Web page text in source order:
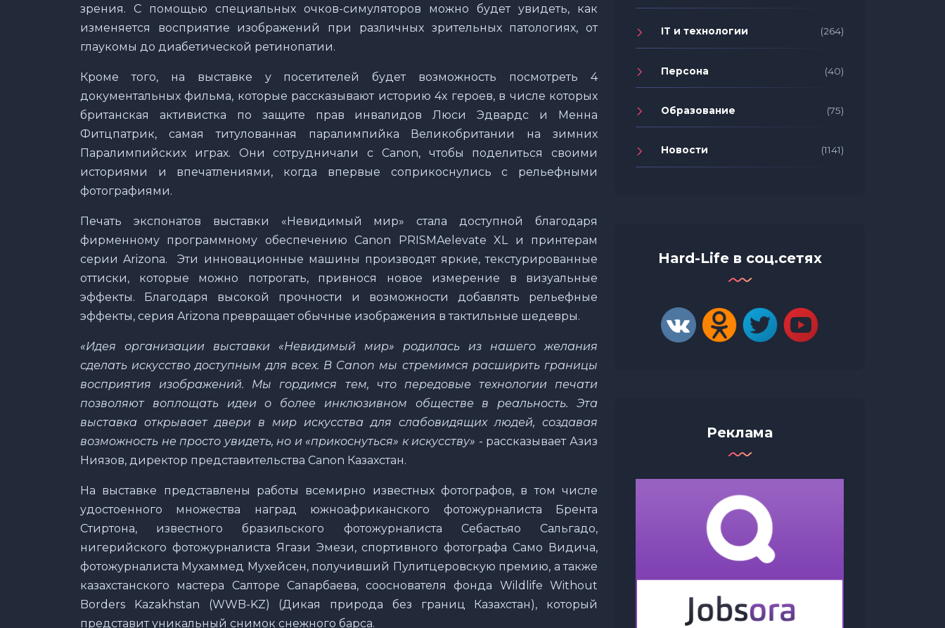
зрения. С помощью специальных очков-симуляторов можно будет увидеть, как
изменяется восприятие изображений при различных зрительных патологиях, от
глаукомы до диабетической ретинопатии.
Кроме того, на выставке у посетителей будет возможность посмотреть 4
документальных фильма, которые рассказывают историю 4х героев, в числе которых
британская активистка по защите прав инвалидов Люси Эдвардс и Менна
Фитцпатрик, самая титулованная паралимпийка Великобритании на зимних
Паралимпийских играх. Они сотрудничали с Canon, чтобы поделиться своими
историями и впечатлениями, когда впервые соприкоснулись с рельефными
фотографиями.
Печать экспонатов выставки «Невидимый мир» стала доступной благодаря
фирменному программному обеспечению Canon PRISMAelevate XL и принтерам
серии Arizona. Эти инновационные машины производят яркие, текстурированные
оттиски, которые можно потрогать, привнося новое измерение в визуальные
эффекты. Благодаря высокой прочности и возможности добавлять рельефные
эффекты, серия Arizona превращает обычные изображения в тактильные шедевры.
«Идея организации выставки «Невидимый мир» родилась из нашего желания
сделать искусство доступным для всех. В Canon мы стремимся расширить границы
восприятия изображений. Мы гордимся тем, что передовые технологии печати
позволяют воплощать идеи о более инклюзивном обществе в реальность. Эта
выставка открывает двери в мир искусства для слабовидящих людей, создавая
возможность не просто увидеть, но и «прикоснуться» к искусству» - рассказывает Азиз
Ниязов, директор представительства Canon Казахстан.
На выставке представлены работы всемирно известных фотографов, в том числе
удостоенного множества наград южноафриканского фотожурналиста Брента
Стиртона, известного бразильского фотожурналиста Себастьяо Сальгадо,
нигерийского фотожурналиста Ягази Эмези, спортивного фотографа Само Видича,
фотожурналиста Мухаммед Мухейсен, получивший Пулитцеровскую премию, а также
казахстанского мастера Салторе Сапарбаева, сооснователя фонда Wildlife Without
Borders Kazakhstan (WWB-KZ) (Дикая природа без границ Казахстан), который
представит уникальный снимок снежного барса.
IT и технологии (264)
Персона (40)
Образование (75)
Новости (1141)
Hard-Life в соц.сетях
Реклама